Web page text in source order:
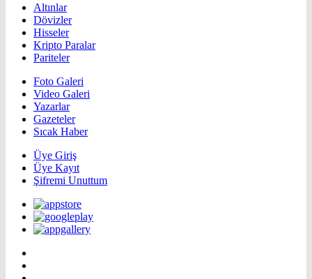
Altınlar
Dövizler
Hisseler
Kripto Paralar
Pariteler
Foto Galeri
Video Galeri
Yazarlar
Gazeteler
Sıcak Haber
Üye Giriş
Üye Kayıt
Şifremi Unuttum